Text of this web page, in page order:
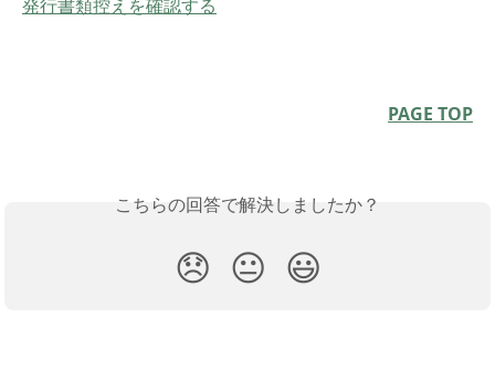
発行書類控えを確認する
PAGE TOP
こちらの回答で解決しましたか？
😞 😐 😃